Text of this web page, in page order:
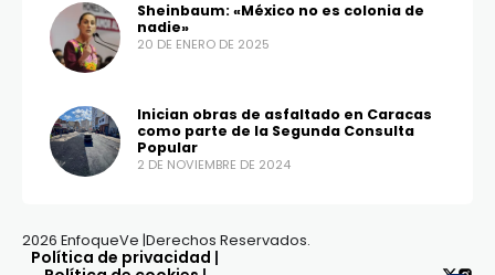
Sheinbaum: «México no es colonia de
nadie»
20 DE ENERO DE 2025
Inician obras de asfaltado en Caracas
como parte de la Segunda Consulta
Popular
2 DE NOVIEMBRE DE 2024
2026 EnfoqueVe |Derechos Reservados.
Política de privacidad |